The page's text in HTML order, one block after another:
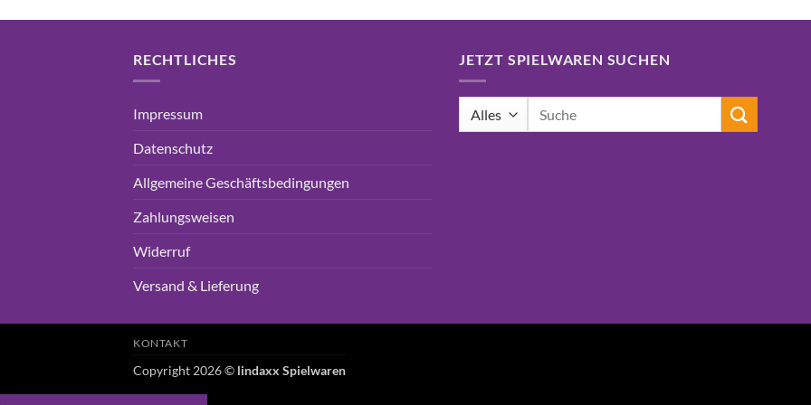
RECHTLICHES
Impressum
Datenschutz
Allgemeine Geschäftsbedingungen
Zahlungsweisen
Widerruf
Versand & Lieferung
JETZT SPIELWAREN SUCHEN
Suchen
nach:
KONTAKT
Copyright 2026 © lindaxx Spielwaren